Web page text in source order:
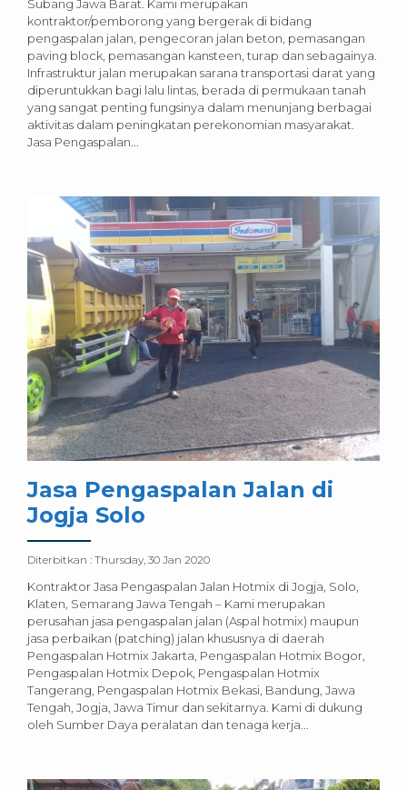
Subang Jawa Barat. Kami merupakan
kontraktor/pemborong yang bergerak di bidang
pengaspalan jalan, pengecoran jalan beton, pemasangan
paving block, pemasangan kansteen, turap dan sebagainya.
Infrastruktur jalan merupakan sarana transportasi darat yang
diperuntukkan bagi lalu lintas, berada di permukaan tanah
yang sangat penting fungsinya dalam menunjang berbagai
aktivitas dalam peningkatan perekonomian masyarakat.
Jasa Pengaspalan...
Jasa Pengaspalan Jalan di
Jogja Solo
Diterbitkan : Thursday, 30 Jan 2020
Kontraktor Jasa Pengaspalan Jalan Hotmix di Jogja, Solo,
Klaten, Semarang Jawa Tengah – Kami merupakan
perusahan jasa pengaspalan jalan (Aspal hotmix) maupun
jasa perbaikan (patching) jalan khususnya di daerah
Pengaspalan Hotmix Jakarta, Pengaspalan Hotmix Bogor,
Pengaspalan Hotmix Depok, Pengaspalan Hotmix
Tangerang, Pengaspalan Hotmix Bekasi, Bandung, Jawa
Tengah, Jogja, Jawa Timur dan sekitarnya. Kami di dukung
oleh Sumber Daya peralatan dan tenaga kerja...